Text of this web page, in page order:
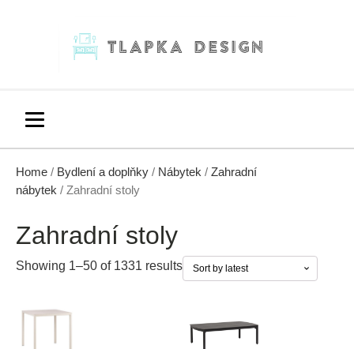
Home / Bydlení a doplňky / Nábytek / Zahradní
nábytek / Zahradní stoly
Zahradní stoly
Showing 1–50 of 1331 results